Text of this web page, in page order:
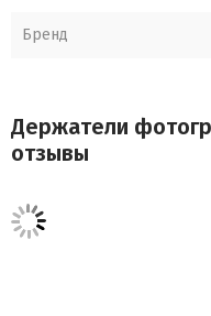
Бренд
Держатели
отзывы